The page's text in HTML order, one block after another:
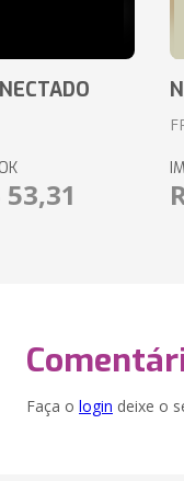
53,31
Faça o login deixe o